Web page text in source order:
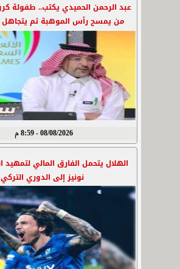
عبد الرحمن الحميدي يكتب.. طفولة
من يمسح رأس الموهبة ثم يتجاهل
08/08/2026 - 8:59 م
الهلال يتحمل الفارق المالي لتمهيد
نونيز إلى الدوري التركي